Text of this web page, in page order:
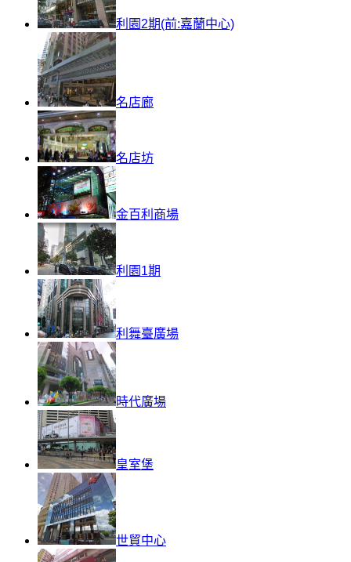
利園2期(前:嘉蘭中心)
名店廊
名店坊
金百利商場
利園1期
利舞臺廣場
時代廣場
皇室堡
世貿中心